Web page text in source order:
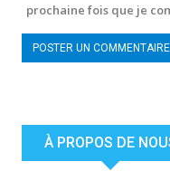
prochaine fois que je
À PROPOS DE